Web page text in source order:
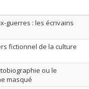
guerres : les écrivains
fictionnel de la culture
ou le
masqué